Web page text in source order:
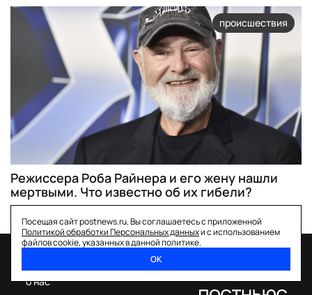
происшествия
Режиссера Роба Райнера и его жену нашли
мертвыми. Что известно об их гибели?
Посещая сайт postnews.ru, Вы соглашаетесь с приложенной
Политикой обработки Персональных данныхи с использованием
файлов cookie, указанных в данной политике.
ОК
о нас